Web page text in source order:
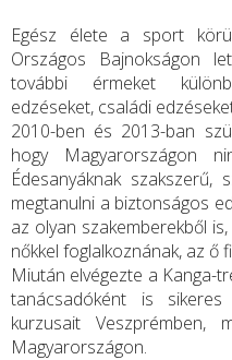
Egész élete a sport
Országos Bajnokságon
további érmeket
edzéseket, családi
2010-ben és 2013-ban
hogy Magyarországon
Édesanyáknak
megtanulni a biztonságos
az olyan szakemberekből
nőkkel foglalkoznának, az ő
Miután elvégezte a Kanga-
tanácsadóként is
kurzusait Veszprémben,
Magyarországon.